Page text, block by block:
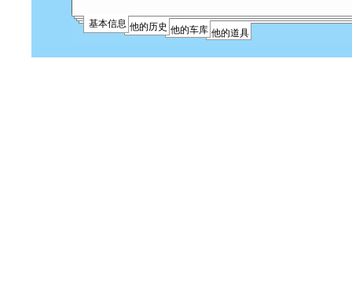
基本信息 他的历史 他的车库 他的道具